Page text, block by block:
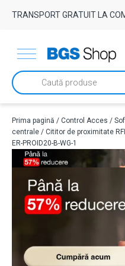
TRANSPORT GRATUIT LA
Products
search
Prima pagină / Control Acces /
centrale / Cititor de proximitate
ER-PROID20-B-WG-1